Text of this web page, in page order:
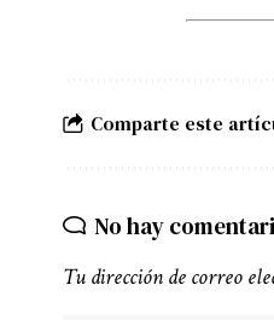
Comparte este
No hay
Tu dirección de correo